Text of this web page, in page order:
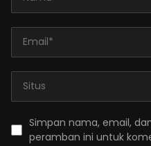
Simpan nama, email,
peramban ini untuk